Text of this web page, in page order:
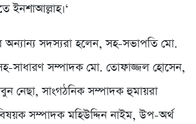
ইনশাআল্লাহ।‘
অন্যান্য সদস্যরা হলেন, সহ-সভাপতি মো.
সাধারণ সম্পাদক মো. তোফাজ্জল হোসেন,
নেছা, সাংগঠনিক সম্পাদক হুমায়রা
সম্পাদক মহিউদ্দিন নাইম, উপ-অর্থ